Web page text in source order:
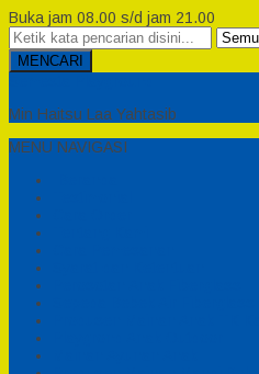
Buka jam 08.00 s/d jam 21.00
MENCARI
Min Haitsu Laa Yahtasib
MENU NAVIGASI